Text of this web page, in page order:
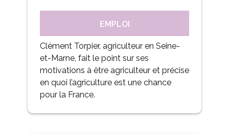
EMPLOI
Clément Torpier, agriculteur en Seine-
et-Marne, fait le point sur ses
motivations à être agriculteur et précise
en quoi l’agriculture est une chance
pour la France.